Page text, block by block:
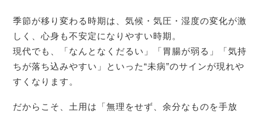
季節が移り変わる時期は、気候・気圧・湿度の変化が激
しく、心身も不安定になりやすい時期。
現代でも、「なんとなくだるい」「胃腸が弱る」「気持
ちが落ち込みやすい」といった“未病”のサインが現れや
すくなります。
だからこそ、土用は「無理をせず、余分なものを手放